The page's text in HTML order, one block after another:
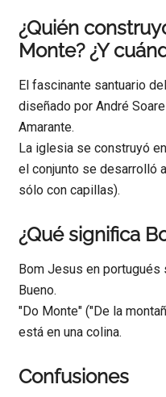
¿Quién
Monte? ¿Y
El fascinante santuario
diseñado por André
Amarante.
La iglesia se construyó
el conjunto se desarrolló
sólo con capillas).
¿Qué significa
Bom Jesus en
Bueno.
"Do Monte" ("De la
está en una colina.
Confusiones